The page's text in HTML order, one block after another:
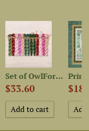
Set of OwlForest Hand-Dyed...
$33.60